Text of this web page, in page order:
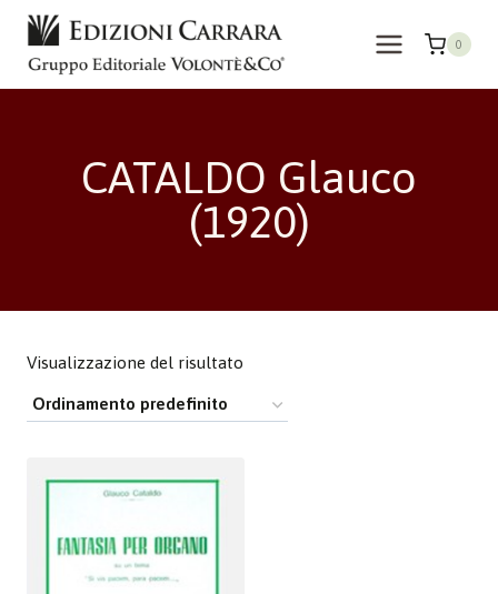
Salta
contenuto
0
CATALDO Glauco
(1920)
Visualizzazione del risultato